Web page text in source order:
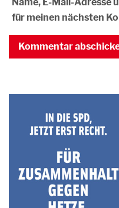
für meinen nächsten